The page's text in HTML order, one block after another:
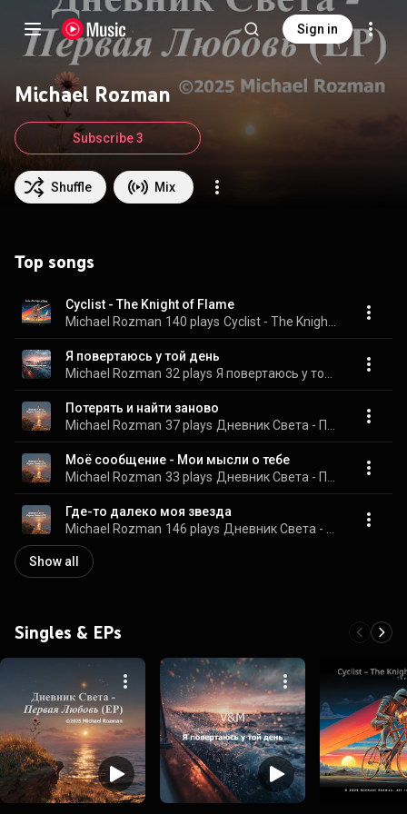
Sign in
Michael Rozman
Shuffle Mix
Subscribe 3
Top songs
Cyclist - The Knight of Flame
Michael Rozman 140 plays
Я повертаюсь у той день
Michael Rozman 32 plays
Потерять и найти заново
Michael Rozman 37 plays
Моё сообщение - Мои мысли о тебе
Michael Rozman 33 plays
Где-то далеко моя звезда
Michael Rozman 146 plays
Show all
Singles & EPs